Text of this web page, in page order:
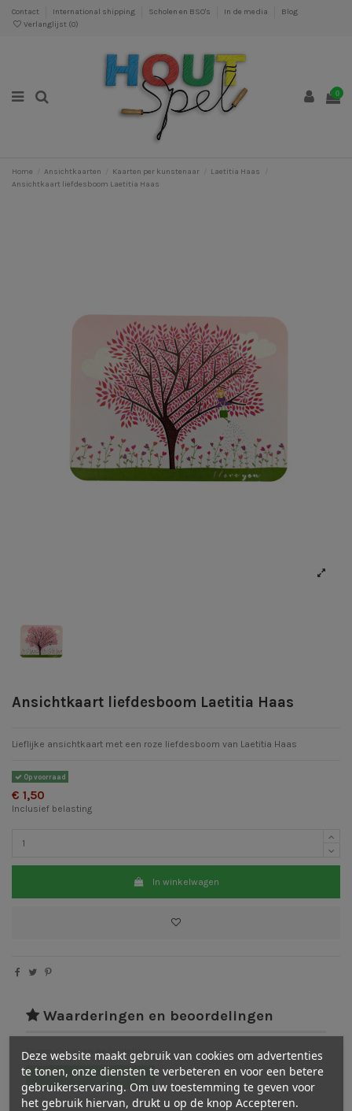
Contact International shipping Scholen en BSO's In de media
Blog
Verlanglijst (0)
0
Home Ansichtkaarten Kaarten per kunstenaar
Laetitia Haas
Ansichtkaart liefdesboom Laetitia Haas
Ansichtkaart liefdesboom Laetitia Haas
Lieflijke ansichtkaart met een roze liefdesboom van Laetitia Haas
Op voorraad
€ 1,50
Inclusief belasting
In winkelwagen
Waarderingen en beoordelingen
Er zijn nog geen beoordelingen
Schrijf een beoordeling
Deze website maakt gebruik van cookies om advertenties
te tonen, onze diensten te verbeteren en voor een betere
gebruikerservaring. Om uw toestemming te geven voor
het gebruik hiervan, drukt u op de knop Accepteren.